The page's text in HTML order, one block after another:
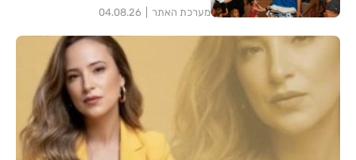
מערכת האתר 04.08.26